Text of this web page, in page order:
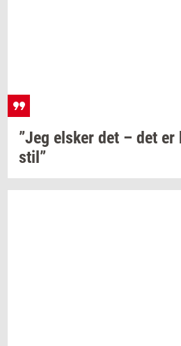
”Jeg el­sker det – det er
stil”